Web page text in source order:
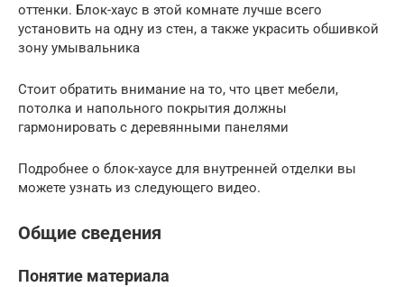
оттенки. Блок-хаус в этой комнате лучше всего
установить на одну из стен, а также украсить обшивкой
зону умывальника
Стоит обратить внимание на то, что цвет мебели,
потолка и напольного покрытия должны
гармонировать с деревянными панелями
Подробнее о блок-хаусе для внутренней отделки вы
можете узнать из следующего видео.
Общие сведения
Понятие материала